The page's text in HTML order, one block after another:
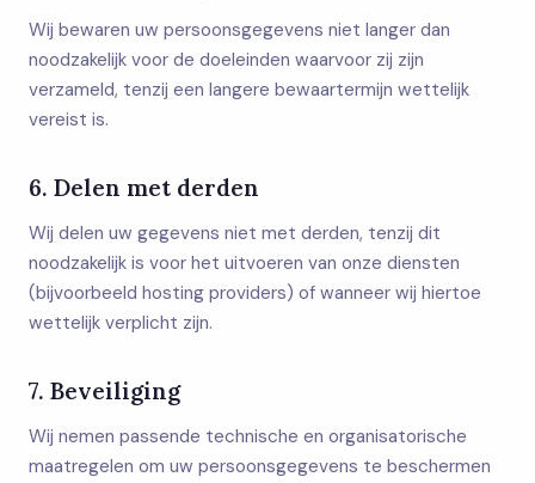
Wij bewaren uw persoonsgegevens niet langer dan
noodzakelijk voor de doeleinden waarvoor zij zijn
verzameld, tenzij een langere bewaartermijn wettelijk
vereist is.
6. Delen met derden
Wij delen uw gegevens niet met derden, tenzij dit
noodzakelijk is voor het uitvoeren van onze diensten
(bijvoorbeeld hosting providers) of wanneer wij hiertoe
wettelijk verplicht zijn.
7. Beveiliging
Wij nemen passende technische en organisatorische
maatregelen om uw persoonsgegevens te beschermen